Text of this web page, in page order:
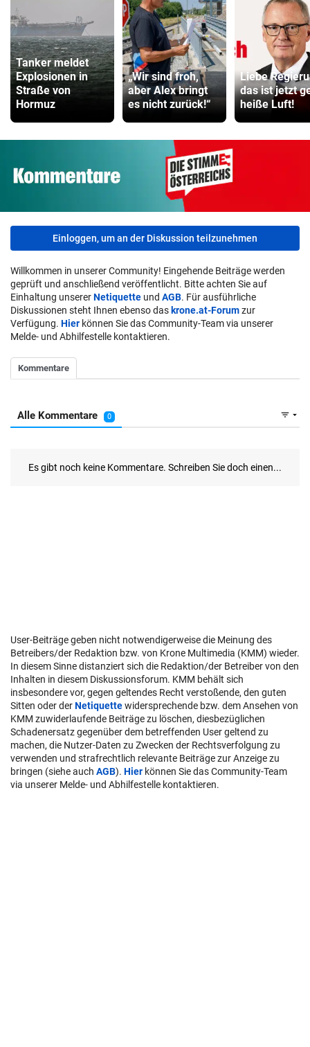
Tanker meldet
Explosionen in
Straße von
Hormuz
„Wir sind froh,
aber Alex bringt
es nicht zurück!“
Liebe
das ist jetzt
heiße Luft!
Einloggen, um an der Diskussion teilzunehmen
Willkommen in unserer Community! Eingehende Beiträge werden
geprüft und anschließend veröffentlicht. Bitte achten Sie auf
Einhaltung unsererNetiquette und AGB. Für ausführliche
Diskussionen steht Ihnen ebenso das krone.at-Forumzur
Verfügung. Hier können Sie das Community-Team via unserer
Melde- und Abhilfestelle kontaktieren.
User-Beiträge geben nicht notwendigerweise die Meinung des
Betreibers/der Redaktion bzw. von Krone Multimedia (KMM) wieder.
In diesem Sinne distanziert sich die Redaktion/der Betreiber von den
Inhalten in diesem Diskussionsforum. KMM behält sich
insbesondere vor, gegen geltendes Recht verstoßende, den guten
Sitten oder derNetiquettewidersprechende bzw. dem Ansehen von
KMM zuwiderlaufende Beiträge zu löschen, diesbezüglichen
Schadenersatz gegenüber dem betreffenden User geltend zu
machen, die Nutzer-Daten zu Zwecken der Rechtsverfolgung zu
verwenden und strafrechtlich relevante Beiträge zur Anzeige zu
bringen (siehe auch AGB). Hier können Sie das Community-Team
via unserer Melde- und Abhilfestelle kontaktieren.